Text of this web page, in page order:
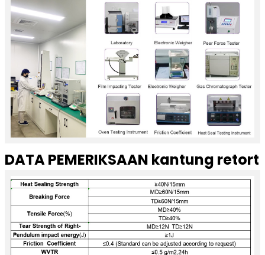
DATA PEMERIKSAAN kantung retort